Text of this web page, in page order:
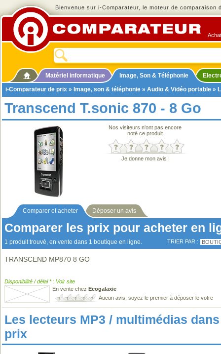
Bienvenue sur i-Comparateur, le moteur de comparaison
Matériel informatique Image, Son & Téléphonie
i-Comparateur de prix » Image, son & téléphonie » Audio & Vidéo portable »
Transcend T.sonic 870 - 8 Go
Nos visiteurs n'ont pas encore
noté ce produit
Je donne mon avis !
Comparer et acheter Déposer un avis
Comparer les prix pour acheter en
1 produit trouvé, en vente dans 1 boutique en ligne. TRIER PAR :
TRANSCEND MP870 8 GO
Disponibilité / délai * : Voir site
En vente chez Ecogalaxie
Aucun avis, soyez le premier à déposer le votre
Les lecteurs MP3 / multimédias
prix